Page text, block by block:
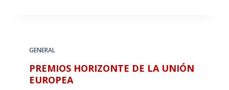
GENERAL
PREMIOS HORIZONTE DE LA UNIÓN
EUROPEA